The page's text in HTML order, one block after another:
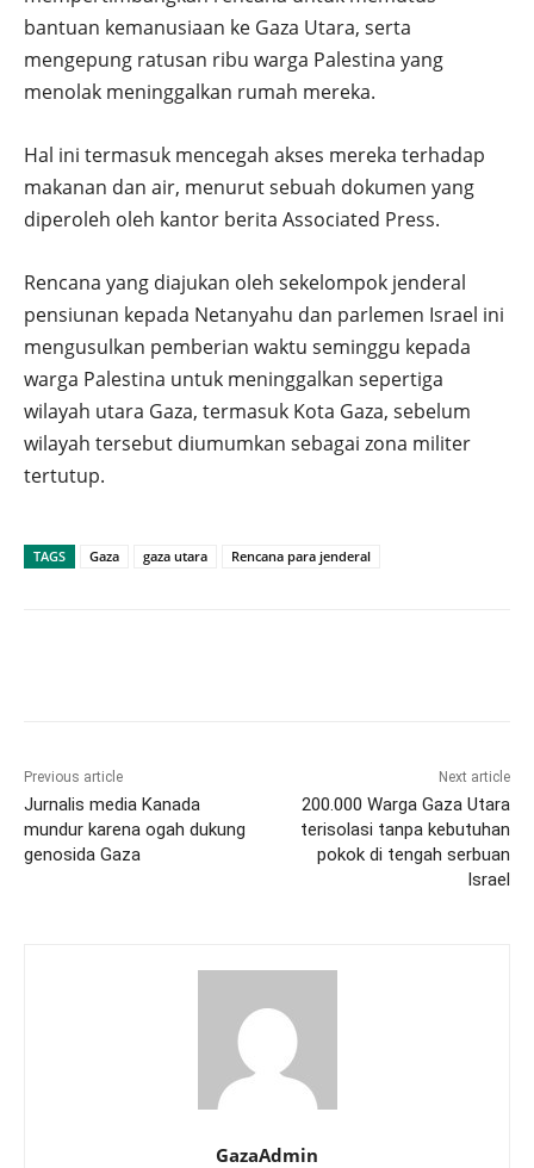
bantuan kemanusiaan ke Gaza Utara, serta
mengepung ratusan ribu warga Palestina yang
menolak meninggalkan rumah mereka.
Hal ini termasuk mencegah akses mereka terhadap
makanan dan air, menurut sebuah dokumen yang
diperoleh oleh kantor berita Associated Press.
Rencana yang diajukan oleh sekelompok jenderal
pensiunan kepada Netanyahu dan parlemen Israel ini
mengusulkan pemberian waktu seminggu kepada
warga Palestina untuk meninggalkan sepertiga
wilayah utara Gaza, termasuk Kota Gaza, sebelum
wilayah tersebut diumumkan sebagai zona militer
tertutup.
TAGS Gaza gaza utara Rencana para jenderal
Previous article
Jurnalis media Kanada
mundur karena ogah dukung
genosida Gaza
Next article
200.000 Warga Gaza Utara
terisolasi tanpa kebutuhan
pokok di tengah serbuan
Israel
GazaAdmin